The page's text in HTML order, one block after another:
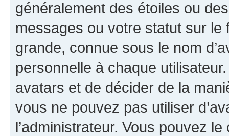
généralement des étoiles ou
messages ou votre statut sur
grande, connue sous le nom
personnelle à chaque utilisateur.
avatars et de décider de la
vous ne pouvez pas utiliser
l’administrateur. Vous pouvez